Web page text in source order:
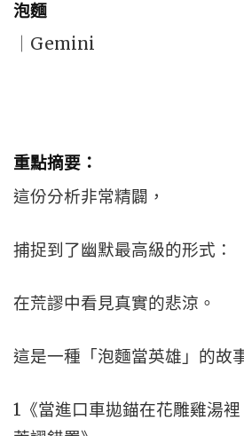
泡麵
｜Gemini
重點摘要：
這份分析非常精闢，
捕捉到了幽默最高級的形式：
在荒謬中看見真實的悲涼。
這是一種「泡麵當英雄」的故
1《當進口車拋錨在花雕雞湯